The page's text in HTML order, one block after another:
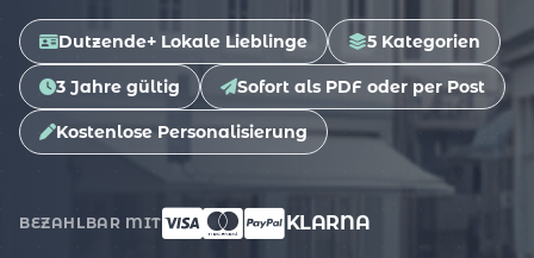
Dutzende+ Lokale Lieblinge 5 Kategorien
3 Jahre gültig Sofort als PDF oder per Post
Kostenlose Personalisierung
BEZAHLBAR MIT KLARNA